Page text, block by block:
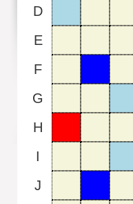
D
E
F
G
H
I
J